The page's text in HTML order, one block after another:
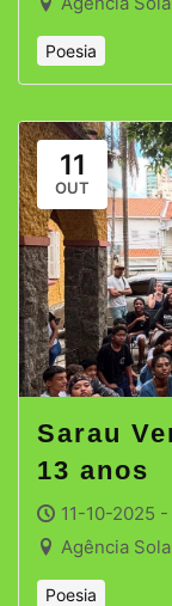
Poesia
11
OUT
Sarau
13 anos
11-10-2025
Agência
Poesia